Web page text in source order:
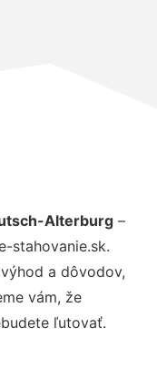
Alterburg –
stahovanie.sk.
a dôvodov,
vám, že
ľutovať.